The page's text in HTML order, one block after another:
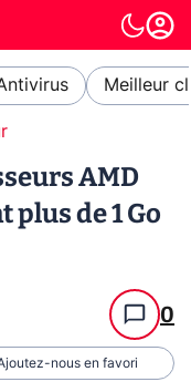
Meilleur
AMD
plus de 1 Go
0
nous en favori